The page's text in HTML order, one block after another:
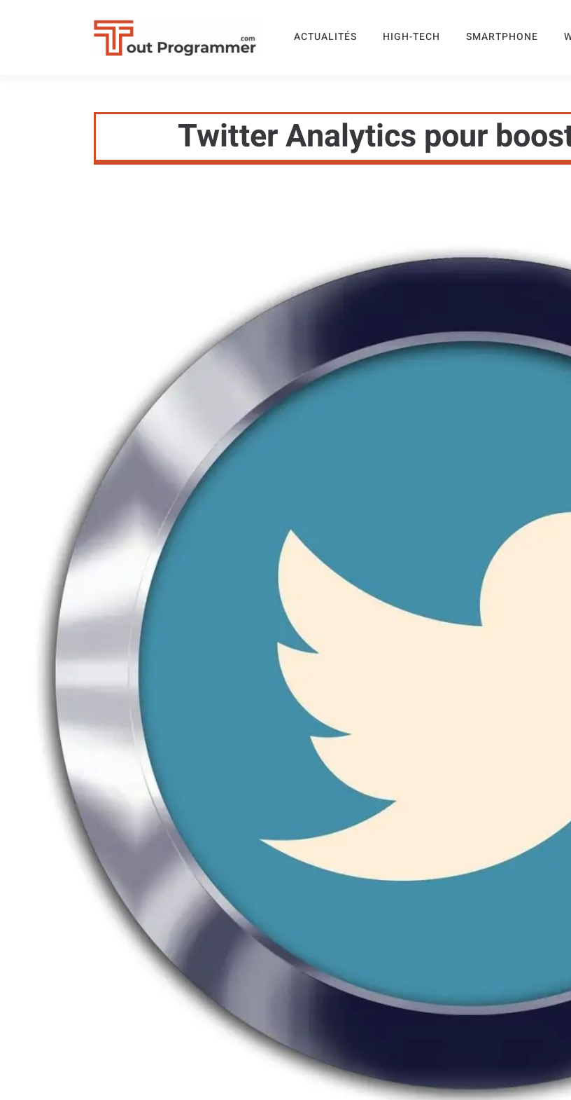
ACTUALITÉS HIGH-TECH SMARTPHONE
Twitter Analytics pour